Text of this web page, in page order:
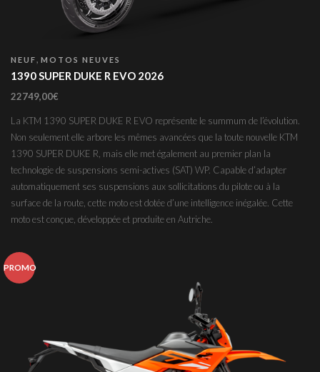
NEUF, MOTOS NEUVES
1390 SUPER DUKE R EVO 2026
22749,00€
La KTM 1390 SUPER DUKE R EVO représente le summum de l’évolution.
Non seulement elle arbore les mêmes avancées que la toute nouvelle KTM
1390 SUPER DUKE R, mais elle met également au premier plan la
technologie de suspensions semi-actives (SAT) WP. Capable d’adapter
automatiquement ses suspensions aux sollicitations du pilote ou à la
surface de la route, cette moto est dotée d’une intelligence inégalée. Cette
moto est conçue, développée et produite en Autriche.
PROMO